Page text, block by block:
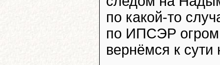
по какой-то
по ИПСЭР
вернёмся к